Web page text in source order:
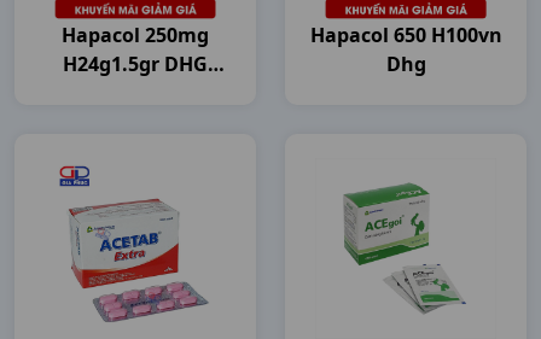
Hapacol 250mg
H24g1.5gr DHG
Hapacol 650 H100vn
Dhg